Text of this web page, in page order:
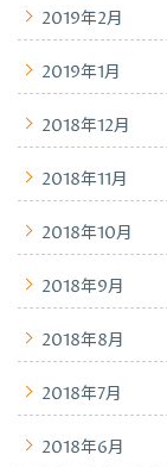
2019年2月
2019年1月
2018年12月
2018年11月
2018年10月
2018年9月
2018年8月
2018年7月
2018年6月